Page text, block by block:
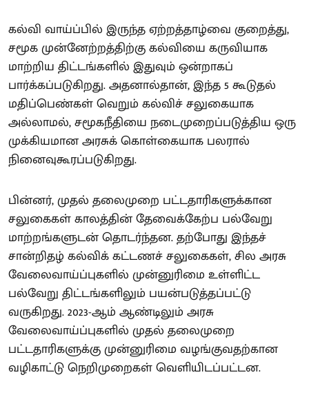
கல்வி வாய்ப்பில் இருந்த ஏற்றத்தாழ்வை குறைத்து,
சமூக முன்னேற்றத்திற்கு கல்வியை கருவியாக
மாற்றிய திட்டங்களில் இதுவும் ஒன்றாகப்
பார்க்கப்படுகிறது. அதனால்தான், இந்த 5 கூடுதல்
மதிப்பெண்கள் வெறும் கல்விச் சலுகையாக
அல்லாமல், சமூகநீதியை நடைமுறைப்படுத்திய ஒரு
முக்கியமான அரசுக் கொள்கையாக பலரால்
நினைவுகூரப்படுகிறது.
பின்னர், முதல் தலைமுறை பட்டதாரிகளுக்கான
சலுகைகள் காலத்தின் தேவைக்கேற்ப பல்வேறு
மாற்றங்களுடன் தொடர்ந்தன. தற்போது இந்தச்
சான்றிதழ் கல்விக் கட்டணச் சலுகைகள், சில அரசு
வேலைவாய்ப்புகளில் முன்னுரிமை உள்ளிட்ட
பல்வேறு திட்டங்களிலும் பயன்படுத்தப்பட்டு
வருகிறது. 2023-ஆம் ஆண்டிலும் அரசு
வேலைவாய்ப்புகளில் முதல் தலைமுறை
பட்டதாரிகளுக்கு முன்னுரிமை வழங்குவதற்கான
வழிகாட்டு நெறிமுறைகள் வெளியிடப்பட்டன.